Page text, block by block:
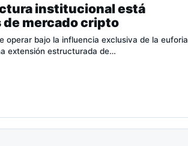
institucional está
mercado cripto
operar bajo la influencia exclusiva de la euforia
extensión estructurada de…